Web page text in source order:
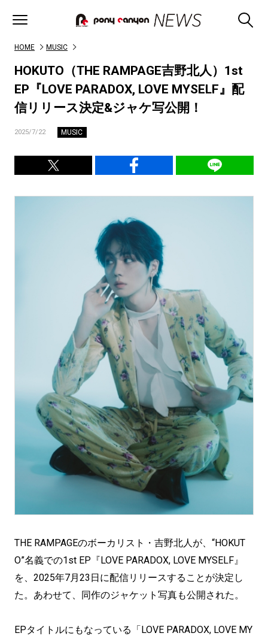
HOME MUSIC
HOKUTO（THE RAMPAGE吉野北人）1st
EP『LOVE PARADOX, LOVE MYSELF』配
信リリース決定&ジャケ写公開！
2025/7/22 MUSIC
THE RAMPAGEのボーカリスト・吉野北人が、“HOKUT
O”名義での1st EP『LOVE PARADOX, LOVE MYSELF』
を、2025年7月23日に配信リリースすることが決定し
た。あわせて、同作のジャケット写真も公開された。
EPタイトルにもなっている「LOVE PARADOX, LOVE MY